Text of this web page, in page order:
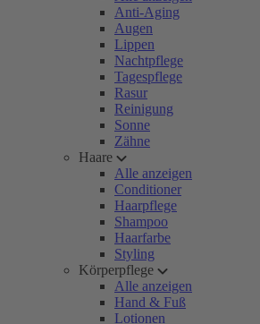
Anti-Aging
Augen
Lippen
Nachtpflege
Tagespflege
Rasur
Reinigung
Sonne
Zähne
Haare
Alle anzeigen
Conditioner
Haarpflege
Shampoo
Haarfarbe
Styling
Körperpflege
Alle anzeigen
Hand & Fuß
Lotionen